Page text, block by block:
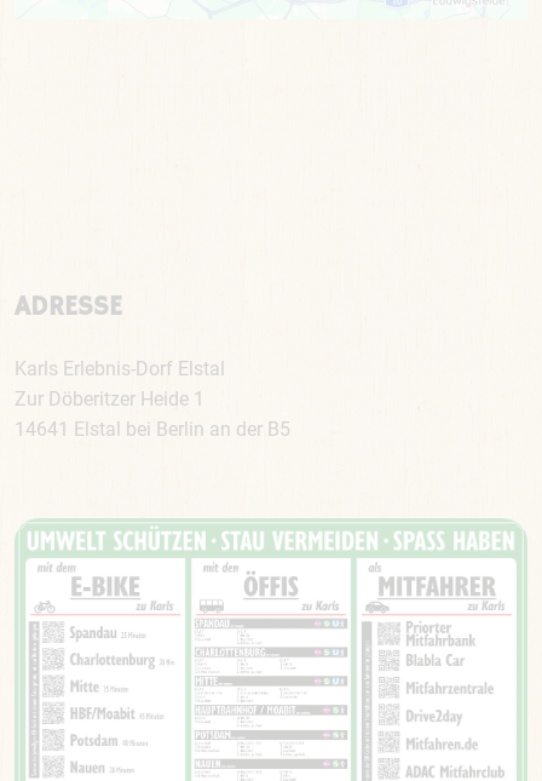
ADRESSE
Karls Erlebnis-Dorf Elstal
Zur Döberitzer Heide 1
14641 Elstal bei Berlin an der B5